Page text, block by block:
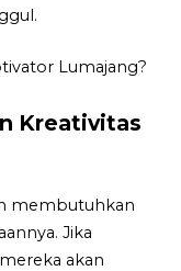
Lumajang?
Kreativitas
membutuhkan
Jika
akan